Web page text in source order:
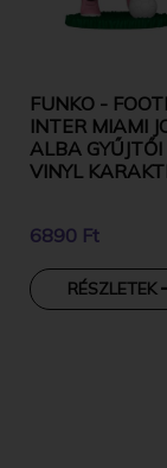
FUNKO -
INTER MIAMI
ALBA GYŰJTŐI
VINYL
6890 Ft
RÉSZLETEK